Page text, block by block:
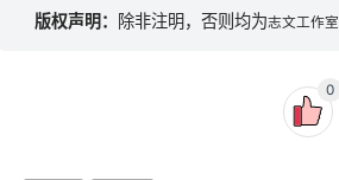
版权声明： 除非注明，否则均为志文工作室
0